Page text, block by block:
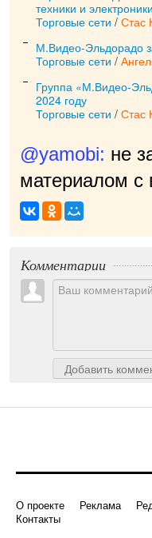
техники и
Торговые сети / Стас
М.Видео-Эльдорадо
Торговые сети /
Группа «М.Видео-
2024 году
Торговые сети / Стас
@yamobi: не
материалом с
Комментарии
Добавить
О проекте Реклама
Контакты